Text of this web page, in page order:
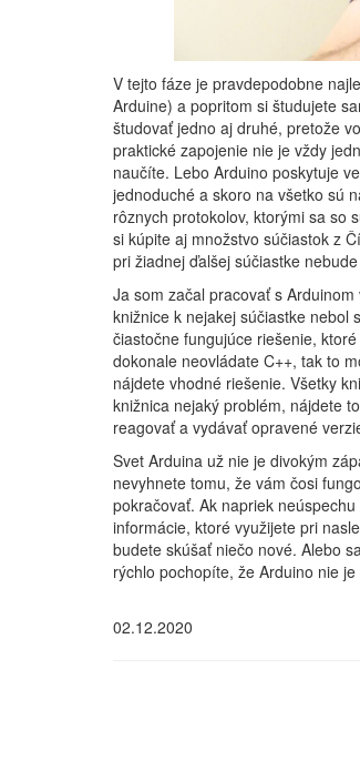
V tejto fáze je pravdepodobne
Arduine) a popritom si študujete
študovať jedno aj druhé, pretože
praktické zapojenie nie je vždy
naučíte. Lebo Arduino poskytuje
jednoduché a skoro na všetko sú
rôznych protokolov, ktorými sa so
si kúpite aj množstvo súčiastok z
pri žiadnej ďalšej súčiastke
Ja som začal pracovať s
knižnice k nejakej súčiastke nebol
čiastočne fungujúce riešenie,
dokonale neovládate C++, tak to
nájdete vhodné riešenie. Všetky
knižnica nejaký problém, nájdete
reagovať a vydávať opravené
Svet Arduina už nie je divokým
nevyhnete tomu, že vám čosi
pokračovať. Ak napriek
informácie, ktoré využijete pri
budete skúšať niečo nové. Alebo
rýchlo pochopíte, že Arduino nie je
02.12.2020